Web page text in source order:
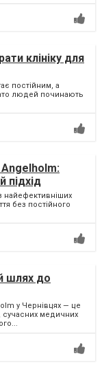
клініку для
постійним, а
людей починають
підхід
найефективніших
без постійного
шлях до
у Чернівцях — це
сучасних медичних